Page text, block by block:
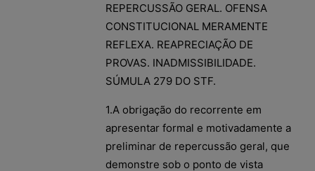
REPERCUSSÃO GERAL. OFENSA
CONSTITUCIONAL MERAMENTE
REFLEXA. REAPRECIAÇÃO DE
PROVAS. INADMISSIBILIDADE.
SÚMULA 279 DO STF.
1.A obrigação do recorrente em
apresentar formal e motivadamente a
preliminar de repercussão geral, que
demonstre sob o ponto de vista